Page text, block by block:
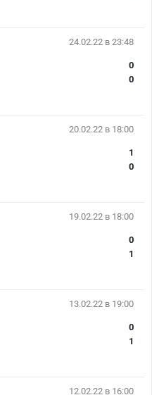
24.02.22 в 23:48
0
0
20.02.22 в 18:00
1
0
19.02.22 в 18:00
0
1
13.02.22 в 19:00
0
1
12.02.22 в 16:00